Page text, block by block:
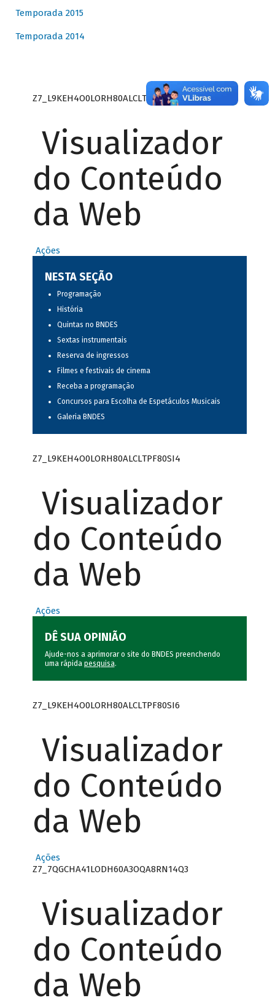
Temporada 2015
Temporada 2014
Z7_L9KEH4O0LORH80ALCLTPF80S27
Visualizador
do Conteúdo
da Web
Ações
NESTA SEÇÃO
Programação
História
Quintas no BNDES
Sextas instrumentais
Reserva de ingressos
Filmes e festivais de cinema
Receba a programação
Concursos para Escolha de Espetáculos Musicais
Galeria BNDES
Z7_L9KEH4O0LORH80ALCLTPF80SI4
Visualizador
do Conteúdo
da Web
Ações
DÊ SUA OPINIÃO
Ajude-nos a aprimorar o site do BNDES preenchendo
uma rápida pesquisa.
Z7_L9KEH4O0LORH80ALCLTPF80SI6
Visualizador
do Conteúdo
da Web
Ações
Z7_7QGCHA41LODH60A3OQA8RN14Q3
Visualizador
do Conteúdo
da Web